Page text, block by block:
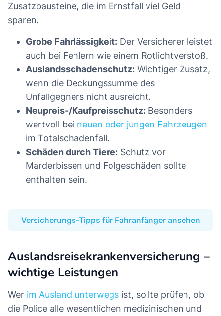
Zusatzbausteine, die im Ernstfall viel Geld
sparen.
Grobe Fahrlässigkeit: Der Versicherer leistet
auch bei Fehlern wie einem Rotlichtverstoß.
Auslandsschadenschutz: Wichtiger Zusatz,
wenn die Deckungssumme des
Unfallgegners nicht ausreicht.
Neupreis-/Kaufpreisschutz: Besonders
wertvoll bei neuen oder jungen Fahrzeugen
im Totalschadenfall.
Schäden durch Tiere: Schutz vor
Marderbissen und Folgeschäden sollte
enthalten sein.
Versicherungs-Tipps für Fahranfänger ansehen
Auslandsreisekrankenversicherung –
wichtige Leistungen
Wer im Ausland unterwegs ist, sollte prüfen, ob
die Police alle wesentlichen medizinischen und